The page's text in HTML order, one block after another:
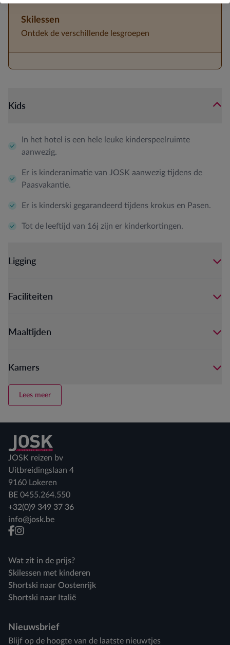
Skilessen
Ontdek de verschillende lesgroepen
Kids
In het hotel is een hele leuke kinderspeelruimte
aanwezig.
Er is kinderanimatie van JOSK aanwezig tijdens de
Paasvakantie.
Er is kinderski gegarandeerd tijdens krokus en Pasen.
Tot de leeftijd van 16j zijn er kinderkortingen.
Ligging
Faciliteiten
Maaltijden
Kamers
Lees meer
Terug naar home
JOSK reizen bv
Uitbreidingslaan 4
9160 Lokeren
BE 0455.264.550
+32(0)9 349 37 36
info@josk.be
facebook
instagram
Wat zit in de prijs?
Skilessen met kinderen
Shortski naar Oostenrijk
Shortski naar Italië
Nieuwsbrief
Blijf op de hoogte van de laatste nieuwtjes